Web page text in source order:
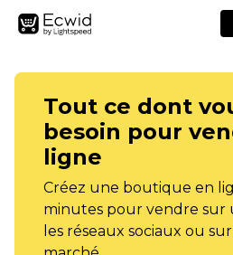
Tout ce dont
besoin pour
ligne
Créez une boutique en
minutes pour vendre sur
les réseaux sociaux ou